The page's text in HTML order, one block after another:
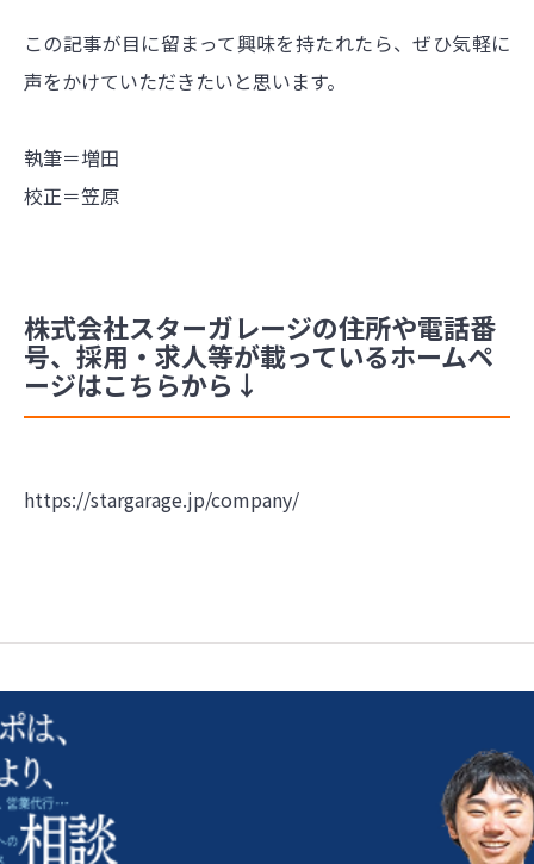
この記事が目に留まって興味を持たれたら、ぜひ気軽に
声をかけていただきたいと思います。
執筆＝増田
校正＝笠原
株式会社スターガレージの住所や電話番
号、採用・求人等が載っているホームペ
ージはこちらから↓
https://stargarage.jp/company/